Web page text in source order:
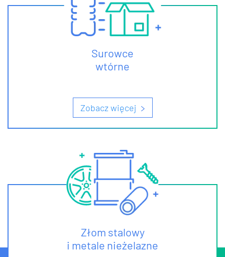
Surowce
wtórne
Zobacz więcej
Złom stalowy
i metale nieżelazne